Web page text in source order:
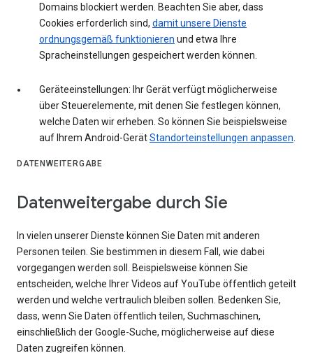
Domains blockiert werden. Beachten Sie aber, dass
Cookies erforderlich sind, damit unsere Dienste
ordnungsgemäß funktionieren und etwa Ihre
Spracheinstellungen gespeichert werden können.
Geräteeinstellungen: Ihr Gerät verfügt möglicherweise
über Steuerelemente, mit denen Sie festlegen können,
welche Daten wir erheben. So können Sie beispielsweise
auf Ihrem Android-GerätStandorteinstellungen anpassen
DATENWEITERGABE
Datenweitergabe durch Sie
In vielen unserer Dienste können Sie Daten mit anderen
Personen teilen. Sie bestimmen in diesem Fall, wie dabei
vorgegangen werden soll. Beispielsweise können Sie
entscheiden, welche Ihrer Videos auf YouTube öffentlich geteilt
werden und welche vertraulich bleiben sollen. Bedenken Sie,
dass, wenn Sie Daten öffentlich teilen, Suchmaschinen,
einschließlich der Google-Suche, möglicherweise auf diese
Daten zugreifen können.